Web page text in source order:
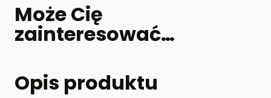
Może Cię
zainteresować…
Opis produktu